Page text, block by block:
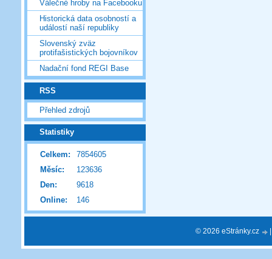
Válečné hroby na Facebooku
Historická data osobností a
událostí naší republiky
Slovenský zväz
protifašistických bojovníkov
Nadační fond REGI Base
RSS
Přehled zdrojů
Statistiky
Online: 146
Celkem:
7854605
Měsíc:
123636
Den:
9618
© 2026 eStránky.cz